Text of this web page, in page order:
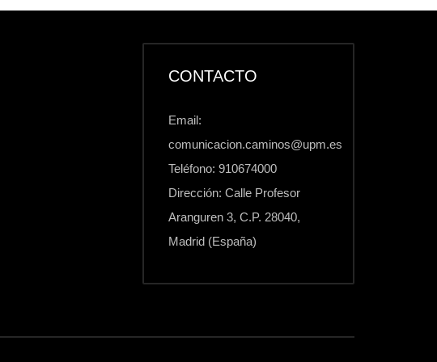
CONTACTO
Email:
comunicacion.caminos@upm.es
Teléfono: 910674000
Dirección: Calle Profesor
Aranguren 3, C.P. 28040,
Madrid (España)